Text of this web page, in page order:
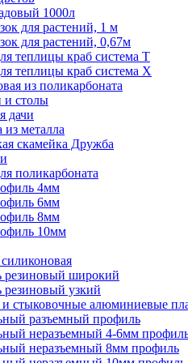
1000л
для растений, 1 м
для растений, 0,67м
теплицы краб система Т
теплицы краб система Х
из поликарбоната
и столы
дачи
из металла
скамейка Дружба
поликарбоната
4мм
6мм
8мм
10мм
резиновый широкий
резиновый узкий
стыковочные алюминиевые
разъемный профиль
неразъемный 4-6мм
неразъемный 8мм профиль